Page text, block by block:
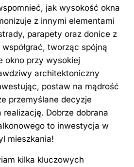
jak wysokość okna
z innymi elementami
parapety oraz donice z
tworząc spójną
okno przy wysokiej
architektoniczny
postaw na mądrość
przemyślane decyzje
realizację. Dobrze dobrana
to inwestycja w
mieszkania!
kilka kluczowych